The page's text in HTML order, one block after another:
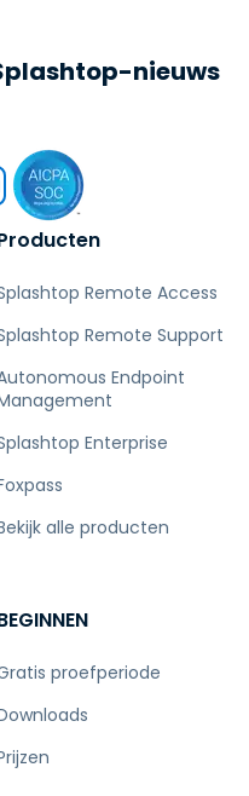
Remote Access
Remote Support
Endpoint
Enterprise
alle producten
proefperiode
nieuws